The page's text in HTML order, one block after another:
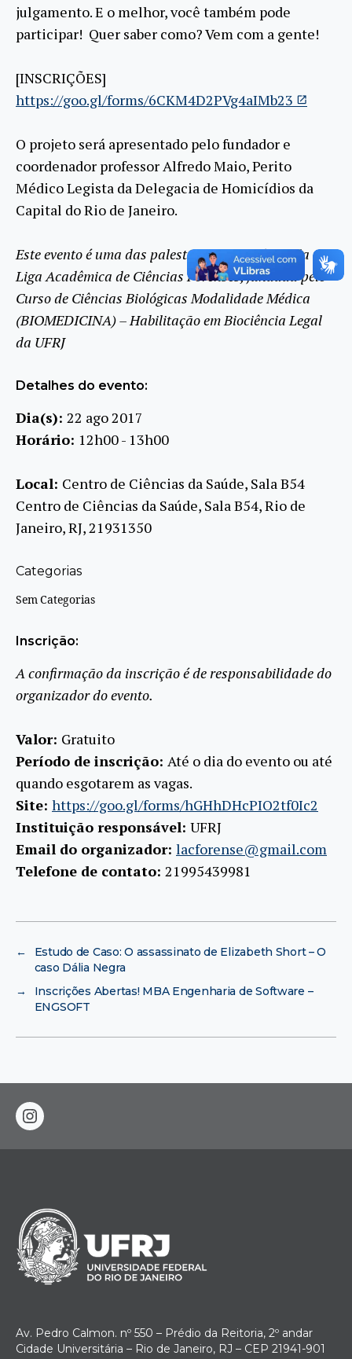
julgamento. E o melhor, você também pode
participar! Quer saber como? Vem com a gente!
[INSCRIÇÕES]
https://goo.gl/forms/6CKM4D2PVg4aIMb23
O projeto será apresentado pelo fundador e
coordenador professor Alfredo Maio, Perito
Médico Legista da Delegacia de Homicídios da
Capital do Rio de Janeiro.
Este evento é uma das palestras promovidas pela
Liga Acadêmica de Ciências Forenses, fundada pelo
Curso de Ciências Biológicas Modalidade Médica
(BIOMEDICINA) – Habilitação em Biociência Legal
da UFRJ
Detalhes do evento:
Dia(s): 22 ago 2017
Horário: 12h00 - 13h00
Local: Centro de Ciências da Saúde, Sala B54
Centro de Ciências da Saúde, Sala B54, Rio de
Janeiro, RJ, 21931350
Categorias
Sem Categorias
Inscrição:
A confirmação da inscrição é de responsabilidade do
organizador do evento.
Valor: Gratuito
Período de inscrição: Até o dia do evento ou até
quando esgotarem as vagas.
Site: https://goo.gl/forms/hGHhDHcPIO2tf0Ic2
Instituição responsável: UFRJ
Email do organizador: lacforense@gmail.com
Telefone de contato: 21995439981
←
Estudo de Caso: O assassinato de Elizabeth Short – O
caso Dália Negra
→
Inscrições Abertas! MBA Engenharia de Software –
ENGSOFT
instagram
Av. Pedro Calmon. nº 550 – Prédio da Reitoria, 2º andar
Cidade Universitária – Rio de Janeiro, RJ – CEP 21941-901